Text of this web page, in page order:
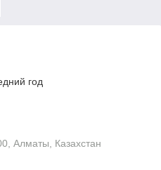
год
Алматы, Казахстан